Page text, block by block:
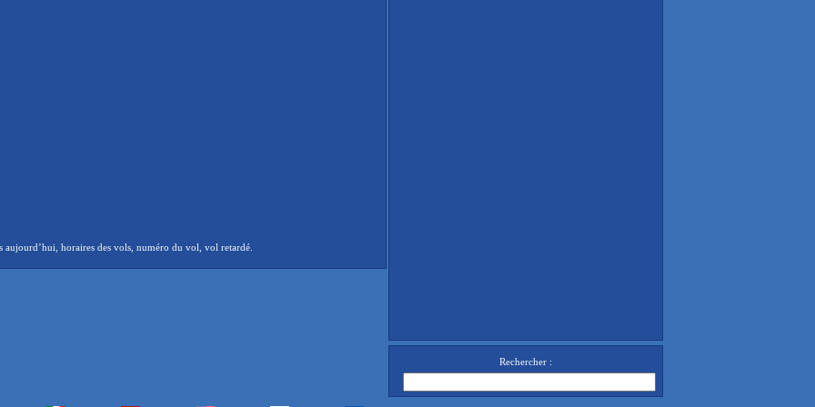
horaires des vols, numéro du vol, vol retardé.
Rechercher :